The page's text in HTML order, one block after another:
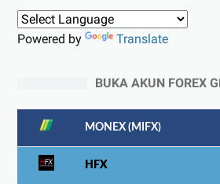
Powered by Translate
BUKA AKUN FOREX
MONEX (MIFX)
HFX